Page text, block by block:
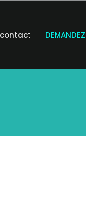
contact